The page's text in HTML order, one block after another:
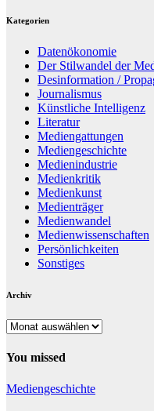
Kategorien
Datenökonomie
Der Stilwandel der
Desinformation /
Journalismus
Künstliche Intelligenz
Literatur
Mediengattungen
Mediengeschichte
Medienindustrie
Medienkritik
Medienkunst
Medienträger
Medienwandel
Medienwissenschaften
Persönlichkeiten
Sonstiges
Archiv
Archiv
You missed
Mediengeschichte